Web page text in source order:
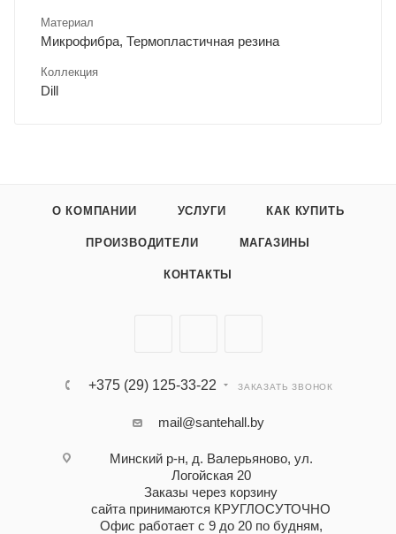
Материал
Микрофибра, Термопластичная резина
Коллекция
Dill
О КОМПАНИИ УСЛУГИ КАК КУПИТЬ
ПРОИЗВОДИТЕЛИ МАГАЗИНЫ
КОНТАКТЫ
+375 (29) 125-33-22 ЗАКАЗАТЬ ЗВОНОК
mail@santehall.by
Минский р-н, д. Валерьяново, ул.
Логойская 20
Заказы через корзину
сайта принимаются КРУГЛОСУТОЧНО
Офис работает с 9 до 20 по будням,